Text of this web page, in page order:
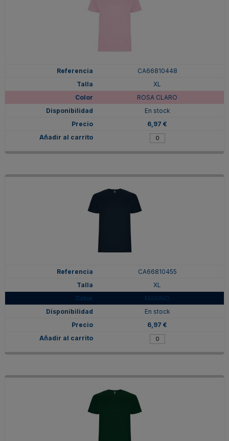
CA66810448
XL
ROSA CLARO
En stock
6,97 €
CA66810455
XL
MARINO
En stock
6,97 €